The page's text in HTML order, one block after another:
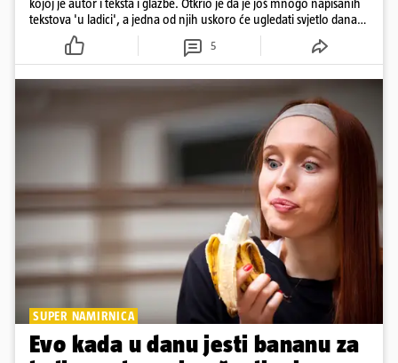
kojoj je autor i teksta i glazbe. Otkrio je da je još mnogo napisanih
tekstova 'u ladici', a jedna od njih uskoro će ugledati svjetlo dana i
to u duetu
5
SUPER NAMIRNICA
Evo kada u danu jesti bananu za